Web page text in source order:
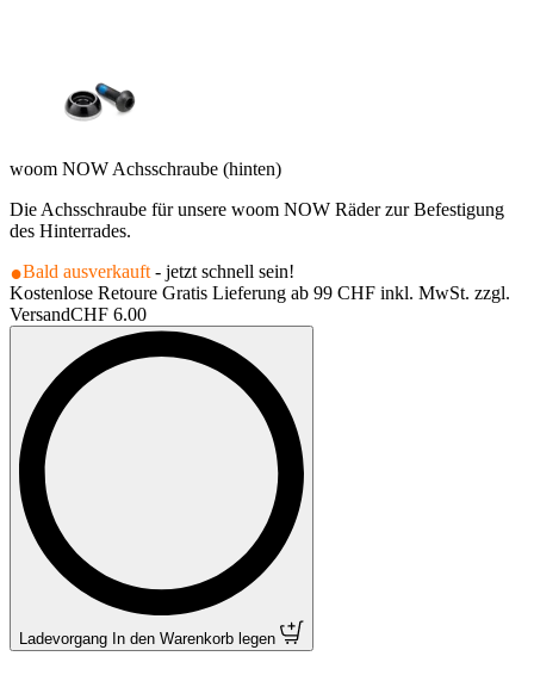
woom NOW Achsschraube (hinten)
Die Achsschraube für unsere woom NOW Räder zur Befestigung
des Hinterrades.
Bald ausverkauft - jetzt schnell sein!
Kostenlose Retoure Gratis Lieferung ab 99 CHF inkl. MwSt. zzgl.
VersandCHF 6.00
Ladevorgang In den Warenkorb legen